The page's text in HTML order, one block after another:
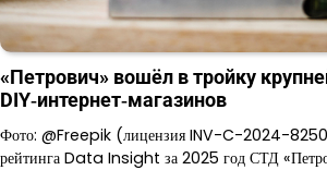
«Петрович» вошёл в тройку
DIY‑интернет‑магазинов
Фото: @Freepik (лицензия INV-C-2024-
рейтинга Data Insight за 2025 год СТД